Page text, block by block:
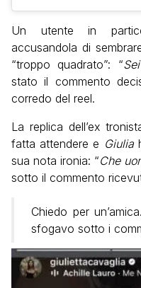
Un utente in
accusandola di
“troppo quadrato”: “
stato il commento
corredo del reel.
La replica dell’ex
fatta attendere e Giulia
sua nota ironia: “Che
sotto il commento
Chiedo per
sfogavo sotto i